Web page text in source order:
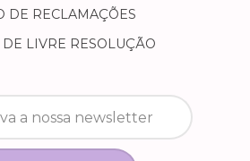
DE RECLAMAÇÕES
DE LIVRE RESOLUÇÃO